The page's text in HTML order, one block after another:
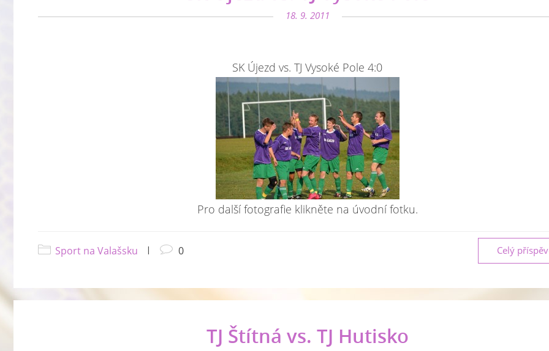
18. 9. 2011
SK Újezd vs. TJ Vysoké Pole 4:0
Pro další fotografie klikněte na úvodní fotku.
Celý
Sport na Valašsku | 0
TJ Štítná vs. TJ Hutisko